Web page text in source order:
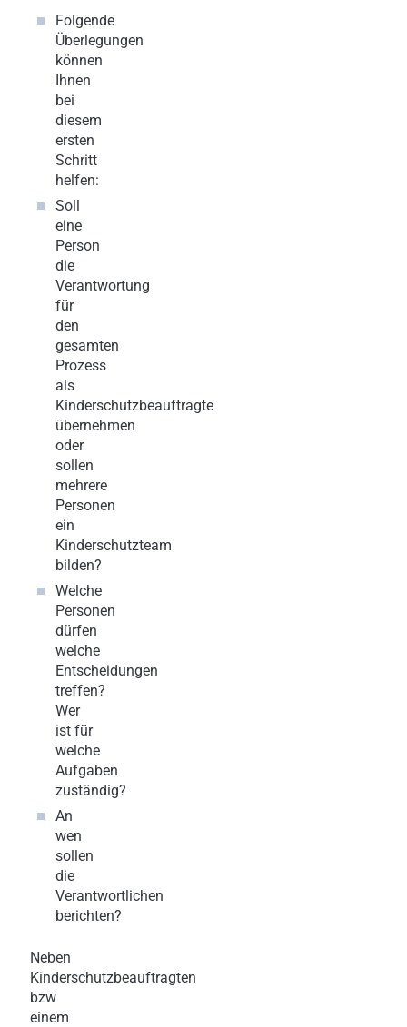
Folgende
Überlegungen
können
Ihnen
bei
diesem
ersten
Schritt
helfen:
Soll
eine
Person
die
Verantwortung
für
den
gesamten
Prozess
als
Kinderschutzbeauftragte
übernehmen
oder
sollen
mehrere
Personen
ein
Kinderschutzteam
bilden?
Welche
Personen
dürfen
welche
Entscheidungen
treffen?
Wer
ist für
welche
Aufgaben
zuständig?
An
wen
sollen
die
Verantwortlichen
berichten?
Neben
Kinderschutzbeauftragten
bzw
einem